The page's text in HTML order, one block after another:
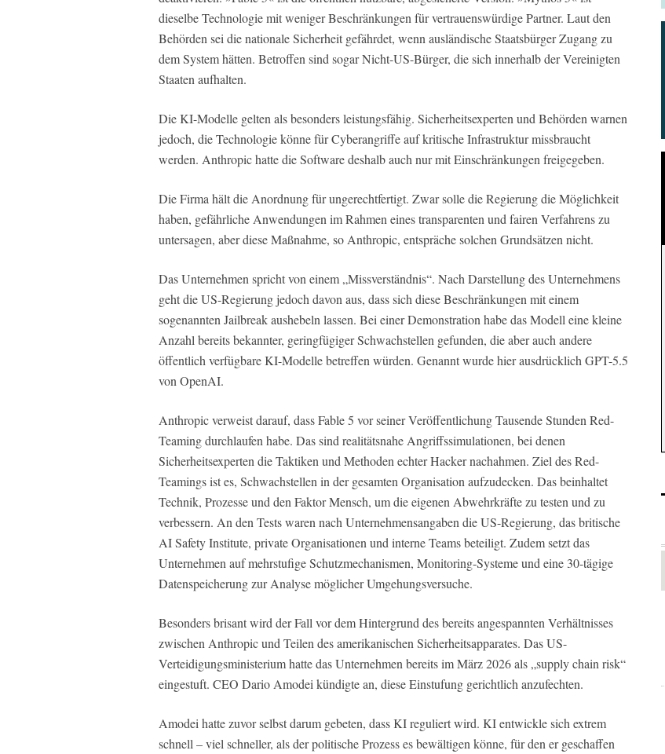
dieselbe Technologie mit weniger Beschränkungen für vertrauenswürdige Partner. Laut den
Behörden sei die nationale Sicherheit gefährdet, wenn ausländische Staatsbürger Zugang zu
dem System hätten. Betroffen sind sogar Nicht-US-Bürger, die sich innerhalb der Vereinigten
Staaten aufhalten.
Die KI-Modelle gelten als besonders leistungsfähig. Sicherheitsexperten und Behörden warnen
jedoch, die Technologie könne für Cyberangriffe auf kritische Infrastruktur missbraucht
werden. Anthropic hatte die Software deshalb auch nur mit Einschränkungen freigegeben.
Die Firma hält die Anordnung für ungerechtfertigt. Zwar solle die Regierung die Möglichkeit
haben, gefährliche Anwendungen im Rahmen eines transparenten und fairen Verfahrens zu
untersagen, aber diese Maßnahme, so Anthropic, entspräche solchen Grundsätzen nicht.
Das Unternehmen spricht von einem „Missverständnis“. Nach Darstellung des Unternehmens
geht die US-Regierung jedoch davon aus, dass sich diese Beschränkungen mit einem
sogenannten Jailbreak aushebeln lassen. Bei einer Demonstration habe das Modell eine kleine
Anzahl bereits bekannter, geringfügiger Schwachstellen gefunden, die aber auch andere
öffentlich verfügbare KI-Modelle betreffen würden. Genannt wurde hier ausdrücklich GPT-5.5
von OpenAI.
Anthropic verweist darauf, dass Fable 5 vor seiner Veröffentlichung Tausende Stunden Red-
Teaming durchlaufen habe. Das sind realitätsnahe Angriffssimulationen, bei denen
Sicherheitsexperten die Taktiken und Methoden echter Hacker nachahmen. Ziel des Red-
Teamings ist es, Schwachstellen in der gesamten Organisation aufzudecken. Das beinhaltet
Technik, Prozesse und den Faktor Mensch, um die eigenen Abwehrkräfte zu testen und zu
verbessern. An den Tests waren nach Unternehmensangaben die US-Regierung, das britische
AI Safety Institute, private Organisationen und interne Teams beteiligt. Zudem setzt das
Unternehmen auf mehrstufige Schutzmechanismen, Monitoring-Systeme und eine 30-tägige
Datenspeicherung zur Analyse möglicher Umgehungsversuche.
Besonders brisant wird der Fall vor dem Hintergrund des bereits angespannten Verhältnisses
zwischen Anthropic und Teilen des amerikanischen Sicherheitsapparates. Das US-
Verteidigungsministerium hatte das Unternehmen bereits im März 2026 als „supply chain risk“
eingestuft. CEO Dario Amodei kündigte an, diese Einstufung gerichtlich anzufechten.
Amodei hatte zuvor selbst darum gebeten, dass KI reguliert wird. KI entwickle sich extrem
schnell – viel schneller, als der politische Prozess es bewältigen könne, für den er geschaffen